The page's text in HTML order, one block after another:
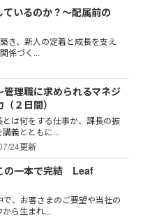
いるのか？～配属前の
き、新人の定着と成長を支え
係づく...
管理職に求められるマネジ
２日間）
は何をする仕事か、課長の振
義とともに...
24更新
の一本で完結 Leaf
で、お客さまのご要望や当社の
ら生まれ...